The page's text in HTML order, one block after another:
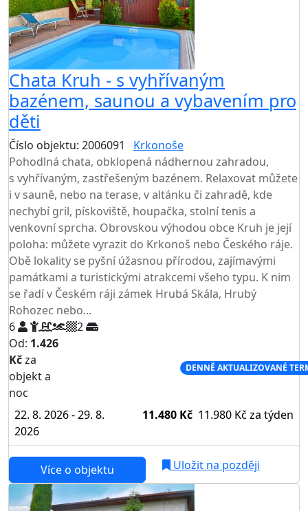
Chata Kruh - s vyhřívaným
bazénem, saunou a vybavením pro
děti
Číslo objektu: 2006091 Krkonoše
Pohodlná chata, obklopená nádhernou zahradou,
s vyhřívaným, zastřešeným bazénem. Relaxovat můžete
i v sauně, nebo na terase, v altánku či zahradě, kde
nechybí gril, pískoviště, houpačka, stolní tenis a
venkovní sprcha. Obrovskou výhodou obce Kruh je její
poloha: můžete vyrazit do Krkonoš nebo Českého ráje.
Obě lokality se pyšní úžasnou přírodou, zajímavými
památkami a turistickými atrakcemi všeho typu. K nim
se řadí v Českém ráji zámek Hrubá Skála, Hrubý
Rohozec nebo...
6
2
Od: 1.426
Kčza
objekt a
noc
DENNĚ AKTUALIZOVANÉ
22. 8. 2026 - 29. 8.
2026
11.480 Kč 11.980 Kč za týden
Více o objektu
Uložit na později